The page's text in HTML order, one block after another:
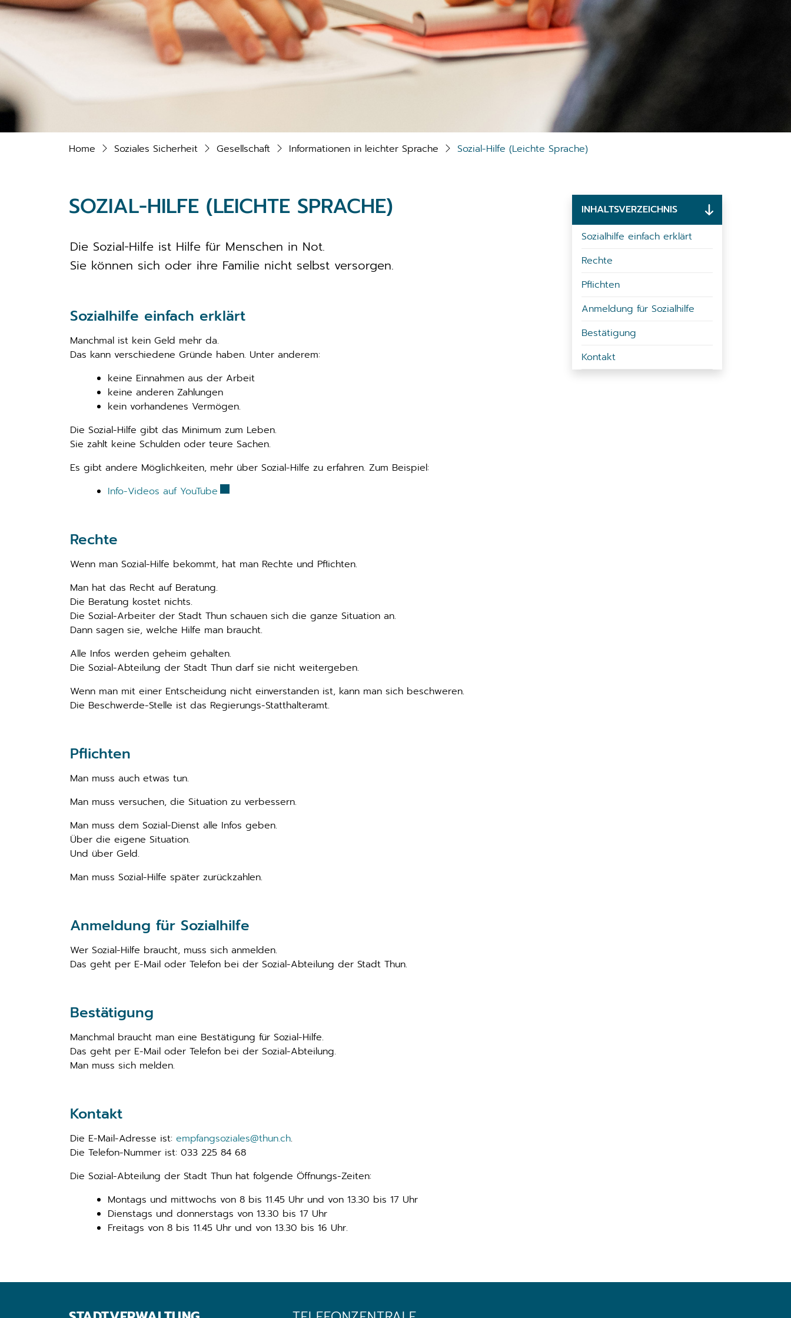
Home Soziales Sicherheit Gesellschaft Informationen in leichter Sprache Sozial-Hilfe (Leichte Sprache)
INHALTSVERZEICHNIS
Sozialhilfe einfach erklärt
Rechte
Pflichten
Anmeldung für Sozialhilfe
Bestätigung
Kontakt
SOZIAL-HILFE (LEICHTE SPRACHE)
Die Sozial-Hilfe ist Hilfe für Menschen in Not.
Sie können sich oder ihre Familie nicht selbst versorgen.
Sozialhilfe einfach erklärt
Manchmal ist kein Geld mehr da.
Das kann verschiedene Gründe haben. Unter anderem:
keine Einnahmen aus der Arbeit
keine anderen Zahlungen
kein vorhandenes Vermögen.
Die Sozial-Hilfe gibt das Minimum zum Leben.
Sie zahlt keine Schulden oder teure Sachen.
Es gibt andere Möglichkeiten, mehr über Sozial-Hilfe zu erfahren. Zum Beispiel:
Info-Videos auf YouTube Externer Link wird in einem neuen Fenster geöffnet.
Rechte
Wenn man Sozial-Hilfe bekommt, hat man Rechte und Pflichten.
Man hat das Recht auf Beratung.
Die Beratung kostet nichts.
Die Sozial-Arbeiter der Stadt Thun schauen sich die ganze Situation an.
Dann sagen sie, welche Hilfe man braucht.
Alle Infos werden geheim gehalten.
Die Sozial-Abteilung der Stadt Thun darf sie nicht weitergeben.
Wenn man mit einer Entscheidung nicht einverstanden ist, kann man sich beschweren.
Die Beschwerde-Stelle ist das Regierungs-Statthalteramt.
Pflichten
Man muss auch etwas tun.
Man muss versuchen, die Situation zu verbessern.
Man muss dem Sozial-Dienst alle Infos geben.
Über die eigene Situation.
Und über Geld.
Man muss Sozial-Hilfe später zurückzahlen.
Anmeldung für Sozialhilfe
Wer Sozial-Hilfe braucht, muss sich anmelden.
Das geht per E-Mail oder Telefon bei der Sozial-Abteilung der Stadt Thun.
Bestätigung
Manchmal braucht man eine Bestätigung für Sozial-Hilfe.
Das geht per E-Mail oder Telefon bei der Sozial-Abteilung.
Man muss sich melden.
Kontakt
Die E-Mail-Adresse ist: empfangsoziales@thun.ch.
Die Telefon-Nummer ist: 033 225 84 68
Die Sozial-Abteilung der Stadt Thun hat folgende Öffnungs-Zeiten:
Montags und mittwochs von 8 bis 11.45 Uhr und von 13.30 bis 17 Uhr
Dienstags und donnerstags von 13.30 bis 17 Uhr
Freitags von 8 bis 11.45 Uhr und von 13.30 bis 16 Uhr.